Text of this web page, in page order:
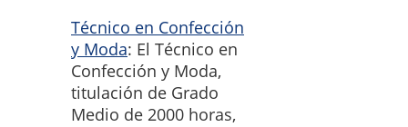
Técnico en Confección
y Moda: El Técnico en
Confección y Moda,
titulación de Grado
Medio de 2000 horas,